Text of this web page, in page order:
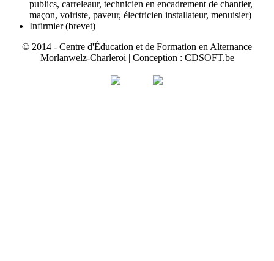
publics, carreleaur, technicien en encadrement de chantier,
maçon, voiriste, paveur, électricien installateur, menuisier)
Infirmier (brevet)
© 2014 - Centre d'Éducation et de Formation en Alternance
Morlanwelz-Charleroi | Conception : CDSOFT.be